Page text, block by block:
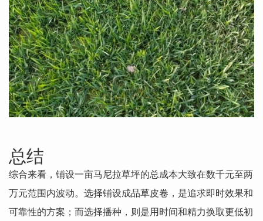
总结
综合来看，铺设一亩马尼拉草坪的总成本大致在数千元至两
万元范围内波动。选择铺设成品草皮卷，是追求即时效果和
可靠性的方案；而选择播种，则是用时间和精力换取更低初